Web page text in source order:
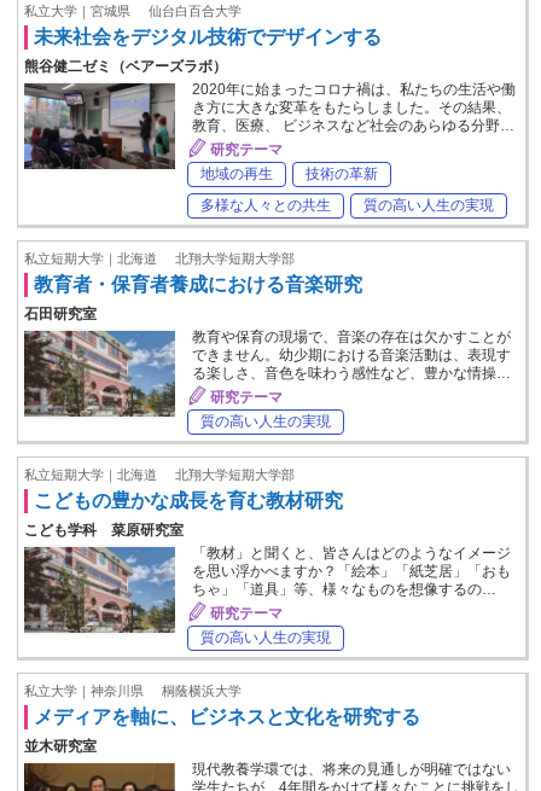
私立大学｜宮城県 仙台白百合大学
未来社会をデジタル技術でデザインする
熊谷健二ゼミ（ベアーズラボ）
2020年に始まったコロナ禍は、私たちの生活や働
き方に大きな変革をもたらしました。その結果、
教育、医療、 ビジネスなど社会のあらゆる分野…
研究テーマ
地域の再生
技術の革新
多様な人々との共生
質の高い人生の実現
私立短期大学｜北海道 北翔大学短期大学部
教育者・保育者養成における音楽研究
石田研究室
教育や保育の現場で、音楽の存在は欠かすことが
できません。幼少期における音楽活動は、表現す
る楽しさ、音色を味わう感性など、豊かな情操…
研究テーマ
質の高い人生の実現
私立短期大学｜北海道 北翔大学短期大学部
こどもの豊かな成長を育む教材研究
こども学科 菜原研究室
「教材」と聞くと、皆さんはどのようなイメージ
を思い浮かべますか？「絵本」「紙芝居」「おも
ちゃ」「道具」等、様々なものを想像するの…
研究テーマ
質の高い人生の実現
私立大学｜神奈川県 桐蔭横浜大学
メディアを軸に、ビジネスと文化を研究する
並木研究室
現代教養学環では、将来の見通しが明確ではない
学生たちが、4年間をかけて様々なことに挑戦をし